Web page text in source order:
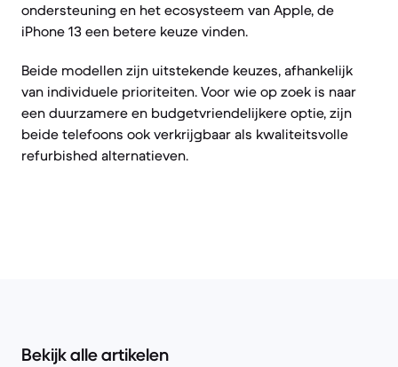
ondersteuning en het ecosysteem van Apple, de
iPhone 13 een betere keuze vinden.
Beide modellen zijn uitstekende keuzes, afhankelijk
van individuele prioriteiten. Voor wie op zoek is naar
een duurzamere en budgetvriendelijkere optie, zijn
beide telefoons ook verkrijgbaar als kwaliteitsvolle
refurbished alternatieven.
Bekijk alle artikelen